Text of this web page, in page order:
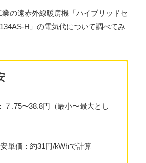
の遠赤外線暖房機「ハイブリッドセ
H」の電気代について調べてみ
７.75〜38.8円（最小〜最大とし
単価：約31円/kWhで計算